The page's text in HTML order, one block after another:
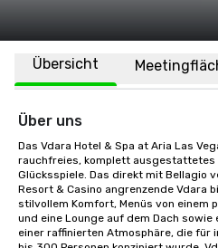
Übersicht
Über uns
Das Vdara Hotel & Spa at Aria Las
rauchfreies, komplett ausgestattetes
Glücksspiele. Das direkt mit Bellagio
Resort & Casino angrenzende Vdara
stilvollem Komfort, Menüs von einem
und eine Lounge auf dem Dach sowie
einer raffinierten Atmosphäre, die für